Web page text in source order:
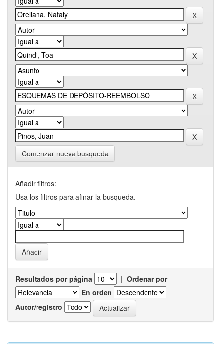
Comenzar nueva busqueda
Añadir filtros:
Usa los filtros para afinar la busqueda.
Resultados por página | Ordenar por
En orden
Autor/registro